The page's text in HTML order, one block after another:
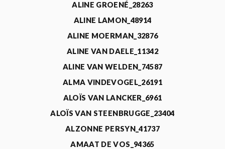
ALINE GROENÉ_28263
ALINE LAMON_48914
ALINE MOERMAN_32876
ALINE VAN DAELE_11342
ALINE VAN WELDEN_74587
ALMA VINDEVOGEL_26191
ALOÏS VAN LANCKER_6961
ALOÏS VAN STEENBRUGGE_23404
ALZONNE PERSYN_41737
AMAAT DE VOS_94365